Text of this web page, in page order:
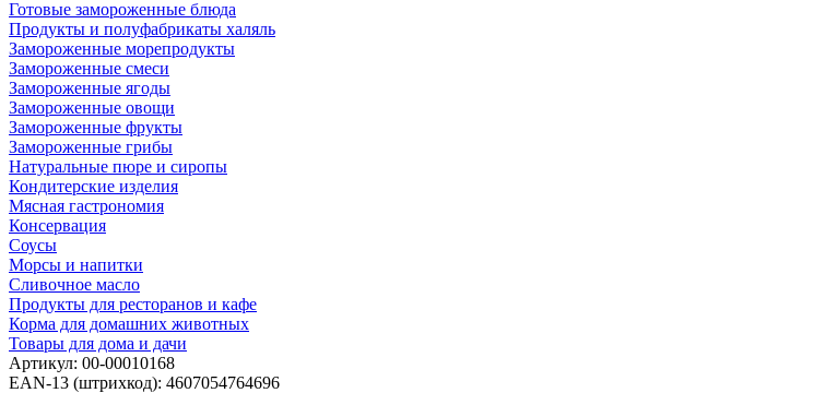
Готовые замороженные блюда
Продукты и полуфабрикаты халяль
Замороженные морепродукты
Замороженные смеси
Замороженные ягоды
Замороженные овощи
Замороженные фрукты
Замороженные грибы
Натуральные пюре и сиропы
Кондитерские изделия
Мясная гастрономия
Консервация
Соусы
Морсы и напитки
Сливочное масло
Продукты для ресторанов и кафе
Корма для домашних животных
Товары для дома и дачи
Артикул: 00-00010168
EAN-13 (штрихкод): 4607054764696